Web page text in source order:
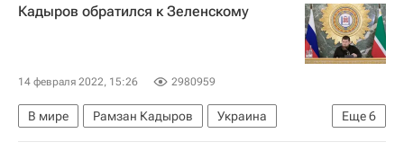
Новости - Туризм
туристы
Кадыров обратился к Зеленскому
14 февраля 2022, 15:26 2980959
Еще6
В мире Рамзан Кадыров
Украина
Ситуация на Украине
Владимир Путин